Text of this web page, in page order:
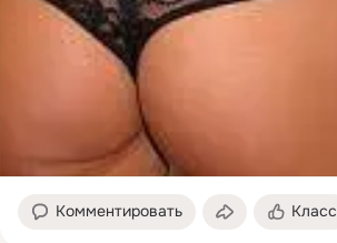
Комментировать Класс